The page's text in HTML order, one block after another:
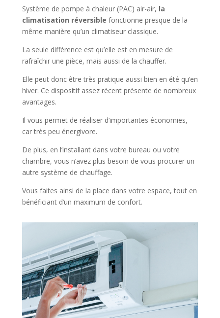
Système de pompe à chaleur (PAC) air-air, la
climatisation réversible fonctionne presque de la
même manière qu’un climatiseur classique.
La seule différence est qu’elle est en mesure de
rafraîchir une pièce, mais aussi de la chauffer.
Elle peut donc être très pratique aussi bien en été qu’en
hiver. Ce dispositif assez récent présente de nombreux
avantages.
Il vous permet de réaliser d’importantes économies,
car très peu énergivore.
De plus, en l’installant dans votre bureau ou votre
chambre, vous n’avez plus besoin de vous procurer un
autre système de chauffage.
Vous faites ainsi de la place dans votre espace, tout en
bénéficiant d’un maximum de confort.